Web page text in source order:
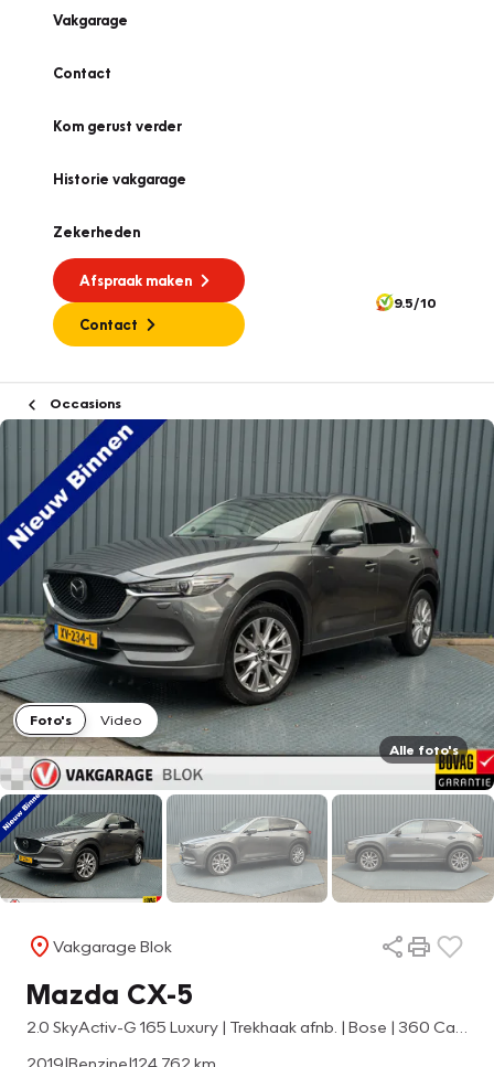
Vakgarage
Contact
Kom gerust verder
Historie vakgarage
Zekerheden
Afspraak maken
Contact
9.5/10
Occasions
Foto's
Video
Alle foto's
Vakgarage Blok
Mazda CX-5
2019|Benzine|124.762 km